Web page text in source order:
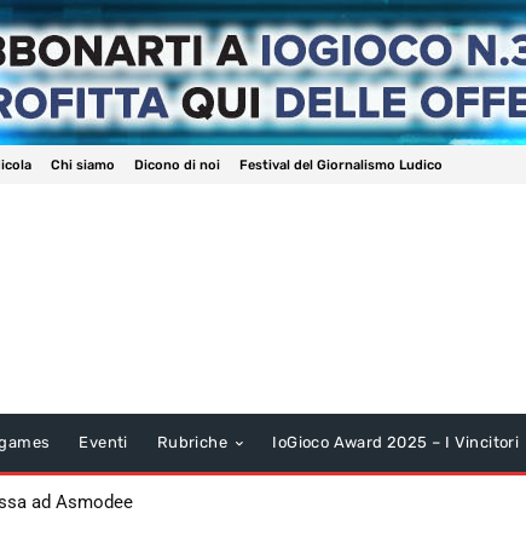
Chi siamo Dicono di noi Festival del Giornalismo Ludico
Eventi Rubriche IoGioco Award 2025 – I Vincitori
ad Asmodee